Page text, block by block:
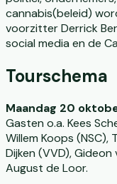
cannabis(beleid)
voorzitter Derrick
social media en de
Tourschema
Maandag 20
Gasten o.a. Kees
Willem Koops (NSC),
Dijken (VVD),
August de Loor.